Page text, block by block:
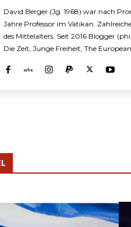
David Berger (Jg. 1968) war nach
Jahre Professor im Vatikan.
des Mittelalters. Seit 2016 Blogger
Die Zeit, Junge Freiheit, The